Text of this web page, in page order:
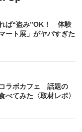
ば“盗み”OK！ 体験
ート展」がヤバすぎた
コラボカフェ 話題の
べてみた〈取材レポ〉